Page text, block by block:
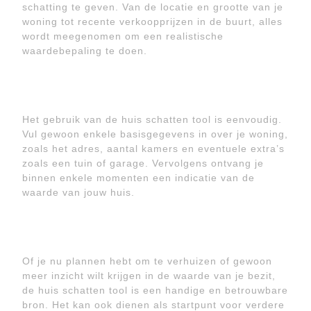
schatting te geven. Van de locatie en grootte van je
woning tot recente verkoopprijzen in de buurt, alles
wordt meegenomen om een realistische
waardebepaling te doen.
Het gebruik van de huis schatten tool is eenvoudig.
Vul gewoon enkele basisgegevens in over je woning,
zoals het adres, aantal kamers en eventuele extra’s
zoals een tuin of garage. Vervolgens ontvang je
binnen enkele momenten een indicatie van de
waarde van jouw huis.
Of je nu plannen hebt om te verhuizen of gewoon
meer inzicht wilt krijgen in de waarde van je bezit,
de huis schatten tool is een handige en betrouwbare
bron. Het kan ook dienen als startpunt voor verdere